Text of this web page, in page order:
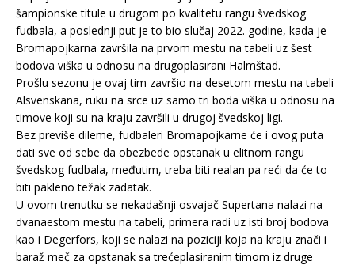
šampionske titule u drugom po kvalitetu rangu švedskog
fudbala, a poslednji put je to bio slučaj 2022. godine, kada je
Bromapojkarna završila na prvom mestu na tabeli uz šest
bodova viška u odnosu na drugoplasirani Halmštad.
Prošlu sezonu je ovaj tim završio na desetom mestu na tabeli
Alsvenskana, ruku na srce uz samo tri boda viška u odnosu na
timove koji su na kraju završili u drugoj švedskoj ligi.
Bez previše dileme, fudbaleri Bromapojkarne će i ovog puta
dati sve od sebe da obezbede opstanak u elitnom rangu
švedskog fudbala, međutim, treba biti realan pa reći da će to
biti pakleno težak zadatak.
U ovom trenutku se nekadašnji osvajač Supertana nalazi na
dvanaestom mestu na tabeli, primera radi uz isti broj bodova
kao i Degerfors, koji se nalazi na poziciji koja na kraju znači i
baraž meč za opstanak sa trećeplasiranim timom iz druge